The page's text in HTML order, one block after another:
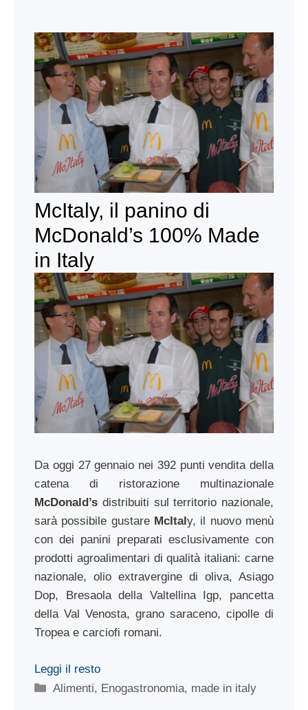
McItaly, il panino di
McDonald’s 100% Made
in Italy
Da oggi 27 gennaio nei 392 punti vendita della
catena di ristorazione multinazionale
McDonald’s distribuiti sul territorio nazionale,
sarà possibile gustare McItal y, il nuovo menù
con dei panini preparati esclusivamente con
prodotti agroalimentari di qualità italiani: carne
nazionale, olio extravergine di oliva, Asiago
Dop, Bresaola della Valtellina Igp, pancetta
della Val Venosta, grano saraceno, cipolle di
Tropea e carciofi romani.
Leggi il resto
Categorie
Alimenti, Enogastronomia, made in italy